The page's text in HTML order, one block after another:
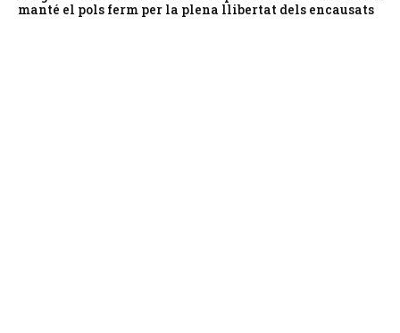
manté el pols ferm per la plena llibertat dels encausats